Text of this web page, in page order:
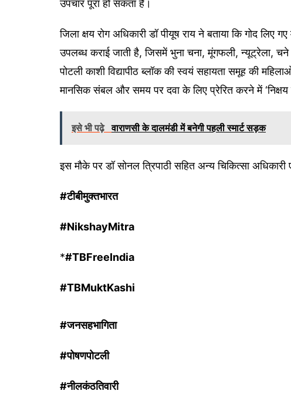
उपचार पूरा हो सकता है।
जिला क्षय रोग अधिकारी डॉ पीयूष राय ने बताया कि गोद लिए
उपलब्ध कराई जाती है, जिसमें भुना चना, मूंगफली, न्यूट्रेला,
पोटली काशी विद्यापीठ ब्लॉक की स्वयं सहायता समूह की
मानसिक संबल और समय पर दवा के लिए प्रेरित करने में ‘निक्षय
इसे भी पढ़े वाराणसी के दालमंडी में बनेगी पहली स्मार्ट सड़क
इस मौके पर डॉ सोनल त्रिपाठी सहित अन्य चिकित्सा अधिकारी
#टीबीमुक्तभारत
#NikshayMitra
*#TBFreeIndia
#TBMuktKashi
#जनसहभागिता
#पोषणपोटली
#नीलकंठतिवारी